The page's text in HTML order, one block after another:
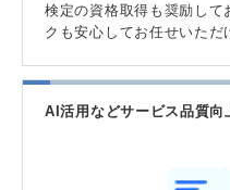
検定の資格取得も奨励し
クも安心してお任せいただ
AI活用などサービス品質向